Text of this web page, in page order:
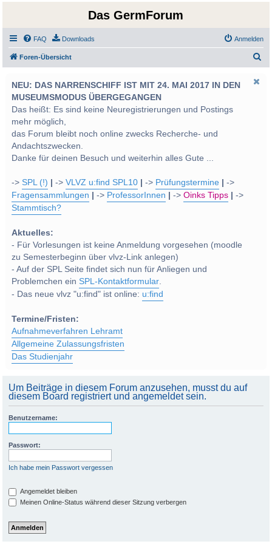
Das GermForum
FAQ Downloads Anmelden
Foren-Übersicht
NEU: DAS NARRENSCHIFF IST MIT 24. MAI 2017 IN DEN
MUSEUMSMODUS ÜBERGEGANGEN
Das heißt: Es sind keine Neuregistrierungen und Postings
mehr möglich,
das Forum bleibt noch online zwecks Recherche- und
Andachtszwecken.
Danke für deinen Besuch und weiterhin alles Gute ...
->SPL (!) ->VLVZ u:find SPL10 -> Prüfungstermine
->
Fragensammlungen
-> ProfessorInnen ->Oinks Tipps
->
Stammtisch?
Aktuelles:
- Für Vorlesungen ist keine Anmeldung vorgesehen (moodle
zu Semesterbeginn über vlvz-Link anlegen)
- Auf der SPL Seite findet sich nun für Anliegen und
Problemchen einSPL-Kontaktformular.
- Das neue vlvz "u:find" ist online: u:find
Termine/Fristen:
Aufnahmeverfahren Lehramt
Allgemeine Zulassungsfristen
Das Studienjahr
Um Beiträge in diesem Forum anzusehen, musst du auf
diesem Board registriert und angemeldet sein.
Benutzername:
Passwort:
Ich habe mein Passwort vergessen
Angemeldet bleiben
Meinen Online-Status während dieser Sitzung verbergen